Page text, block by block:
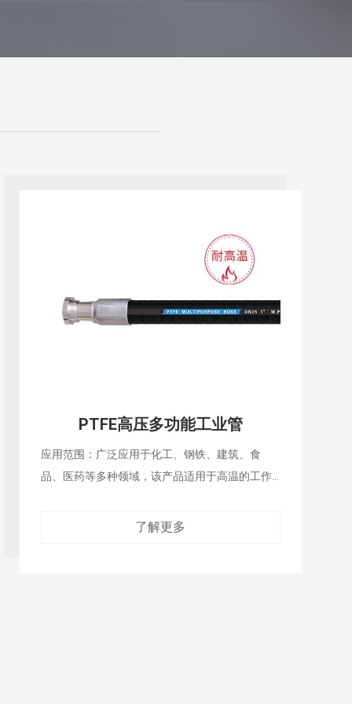
UPE低压多功能工业软管
应用范围：此产品广泛应用于化工、钢铁、建
筑、食品、医药等领域，其具有超耐磨、耐腐蚀
了解更多